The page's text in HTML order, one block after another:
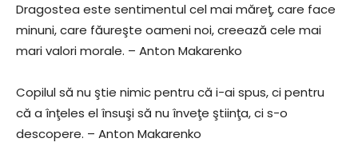
Dragostea este sentimentul cel mai măreţ, care face
minuni, care făureşte oameni noi, creează cele mai
mari valori morale. – Anton Makarenko
Copilul să nu ştie nimic pentru că i-ai spus, ci pentru
că a înţeles el însuşi să nu înveţe ştiinţa, ci s-o
descopere. – Anton Makarenko